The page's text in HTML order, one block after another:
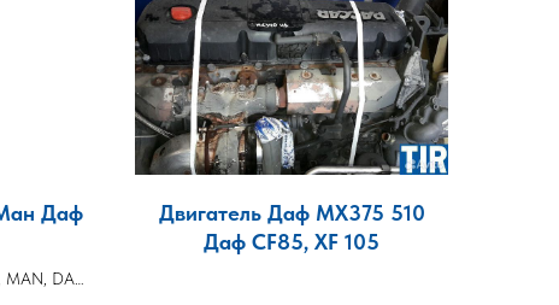
Даф
DAF,
Двигатель Даф MX375 510
Даф CF85, XF 105